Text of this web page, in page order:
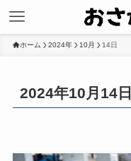
ホーム 2024年 10月 14日
2024年10月14日